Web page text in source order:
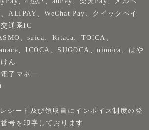
ALIPAY、WeChat Pay、クイックペイ
通系IC
、suica、Kitaca、TOICA、
、ICOCA、SUGOCA、nimoca、はや
ん
子マネー
シート及び領収書にインボイス制度の登
号を印字しております